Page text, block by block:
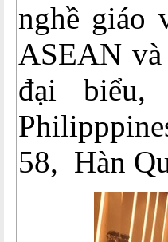
nghề giáo
ASEAN
đại biểu,
58, Hàn